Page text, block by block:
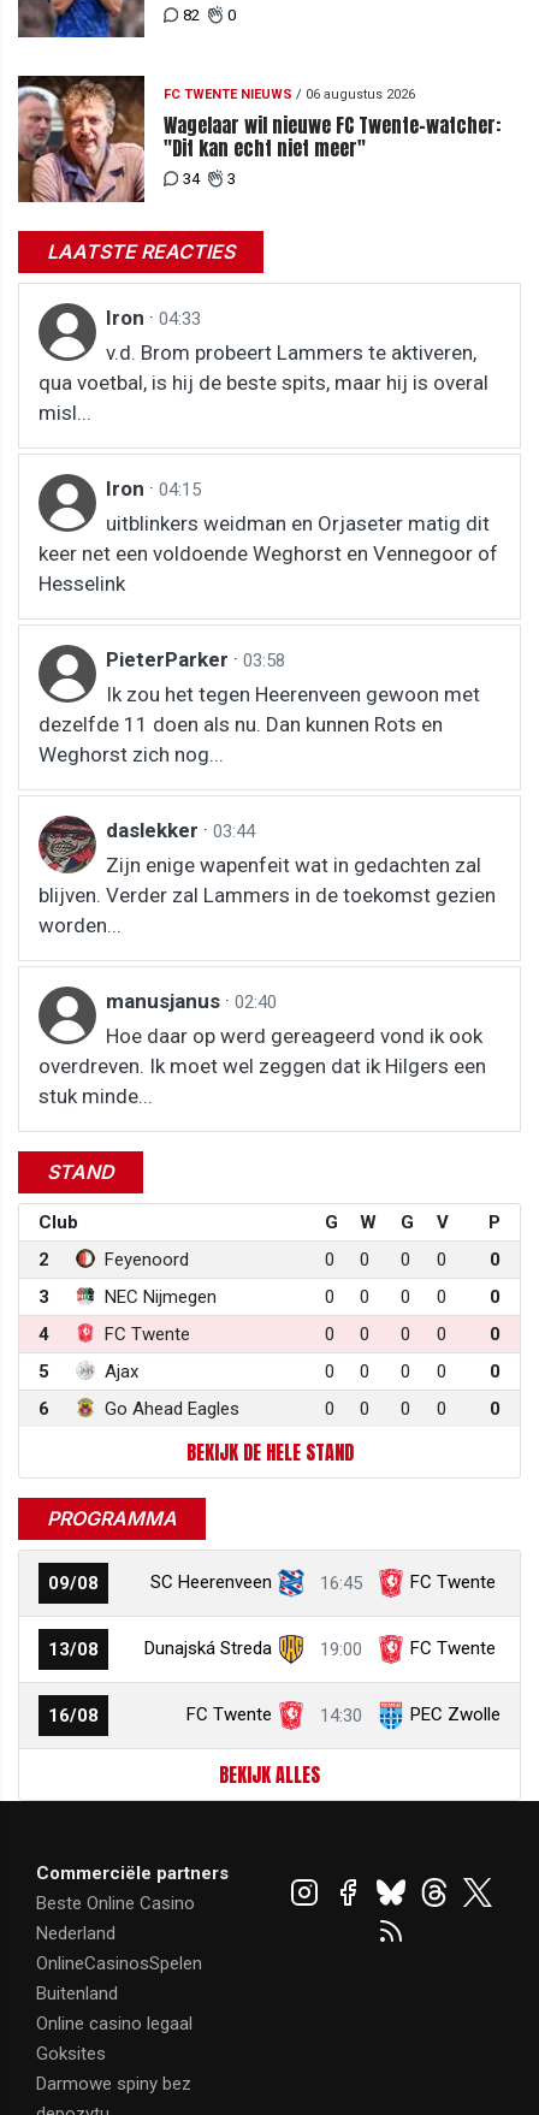
82 0
FC TWENTE NIEUWS / 06 augustus 2026
Wagelaar wil nieuwe FC Twente-watcher:
"Dit kan echt niet meer"
34 3
LAATSTE REACTIES
Iron · 04:33
v.d. Brom probeert Lammers te aktiveren,
qua voetbal, is hij de beste spits, maar hij is overal
misl...
Iron · 04:15
uitblinkers weidman en Orjaseter matig dit
keer net een voldoende Weghorst en Vennegoor of
Hesselink
PieterParker · 03:58
Ik zou het tegen Heerenveen gewoon met
dezelfde 11 doen als nu. Dan kunnen Rots en
Weghorst zich nog...
daslekker · 03:44
Zijn enige wapenfeit wat in gedachten zal
blijven. Verder zal Lammers in de toekomst gezien
worden...
manusjanus · 02:40
Hoe daar op werd gereageerd vond ik ook
overdreven. Ik moet wel zeggen dat ik Hilgers een
stuk minde...
STAND
Club G W G V
P
2
Feyenoord 0 0 0 0
0
3
NEC Nijmegen 0 0 0 0
0
4
FC Twente 0 0 0 0
0
5
Ajax 0 0 0 0
0
6
Go Ahead Eagles 0 0 0 0 0
BEKIJK DE HELE STAND
PROGRAMMA
09/08 SC Heerenveen 16:45 FC Twente
13/08 Dunajská Streda 19:00 FC Twente
16/08 FC Twente 14:30 PEC Zwolle
BEKIJK ALLES
Commerciële partners
Beste Online Casino
Nederland
OnlineCasinosSpelen
Buitenland
Online casino legaal
Goksites
Darmowe spiny bez